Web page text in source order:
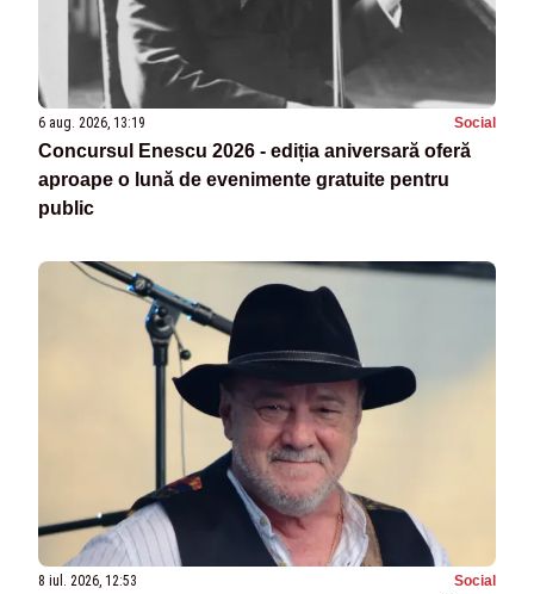
6 aug. 2026, 13:19 Social
Concursul Enescu 2026 - ediția aniversară oferă
aproape o lună de evenimente gratuite pentru
public
8 iul. 2026, 12:53 Social